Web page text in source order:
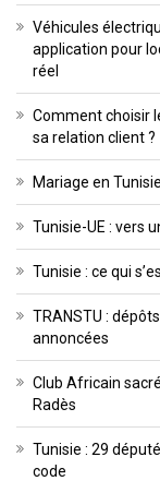
Véhicules
application pour
réel
Comment choisir
sa relation client ?
Mariage en
Tunisie-UE : vers
Tunisie : ce qui
TRANSTU :
annoncées
Club Africain
Radès
Tunisie : 29
code